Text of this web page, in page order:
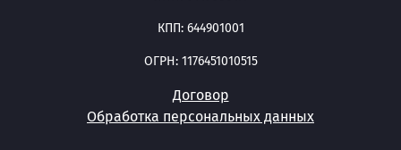
КПП: 644901001
ОГРН: 1176451010515
Договор
Обработка персональных данных